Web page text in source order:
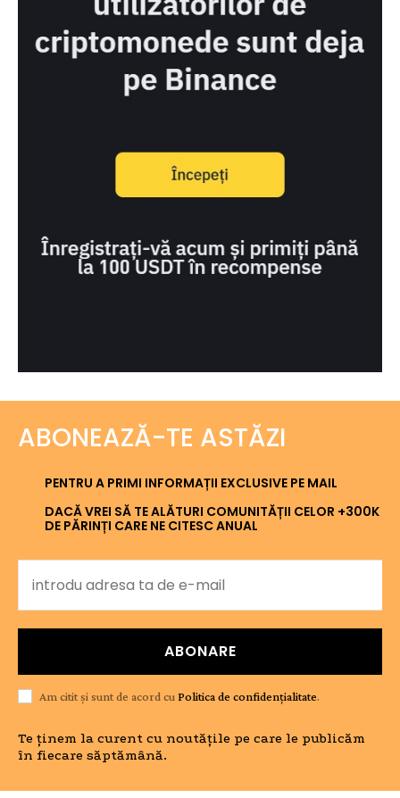
ABONEAZĂ-TE ASTĂZI
PENTRU A PRIMI INFORMAȚII EXCLUSIVE PE MAIL
DACĂ VREI SĂ TE ALĂTURI COMUNITĂȚII CELOR +300K
DE PĂRINȚI CARE NE CITESC ANUAL
ABONARE
Am citit și sunt de acord cu Politica de confidențialitate.
Te ținem la curent cu noutățile pe care le publicăm
în fiecare săptămână.